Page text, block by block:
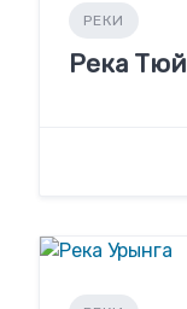
РЕКИ
Река Тюй